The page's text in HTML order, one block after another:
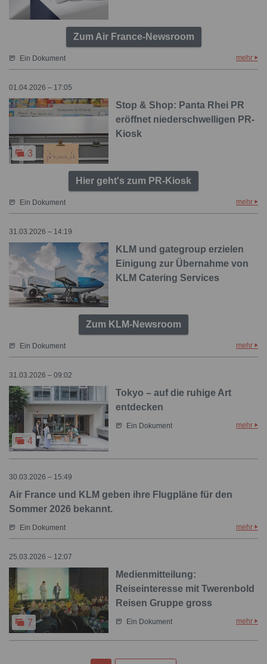
Zum Air France-Newsroom
Ein Dokument mehr
01.04.2026 – 17:05
3
Stop & Shop: Panta Rhei PR
eröffnet niederschwelligen PR-
Kiosk
Hier geht's zum PR-Kiosk
Ein Dokument mehr
31.03.2026 – 14:19
KLM und gategroup erzielen
Einigung zur Übernahme von
KLM Catering Services
Zum KLM-Newsroom
Ein Dokument mehr
31.03.2026 – 09:02
4
Tokyo – auf die ruhige Art
entdecken
Ein Dokument mehr
30.03.2026 – 15:49
Air France und KLM geben ihre Flugpläne für den
Sommer 2026 bekannt.
Ein Dokument mehr
25.03.2026 – 12:07
7
Medienmitteilung:
Reiseinteresse mit Twerenbold
Reisen Gruppe gross
Ein Dokument mehr